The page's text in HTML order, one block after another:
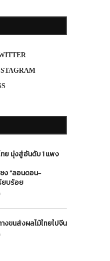
ทย มุ่งสู่อันดับ 1 แพง
ง “ลอนดอน-
ยบร้อย
งขนส่งผลไม้ไทยไปจีน